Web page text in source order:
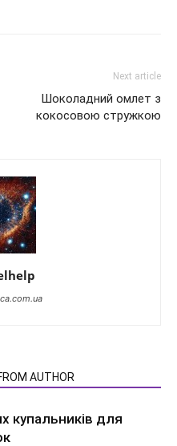
Next article
Шоколадний омлет з
кокосовою стружкою
AUTHOR
купальників для